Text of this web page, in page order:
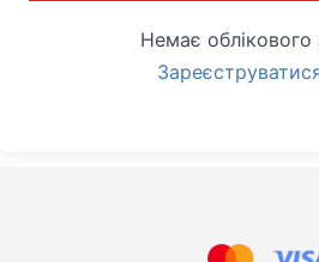
Немає облікового